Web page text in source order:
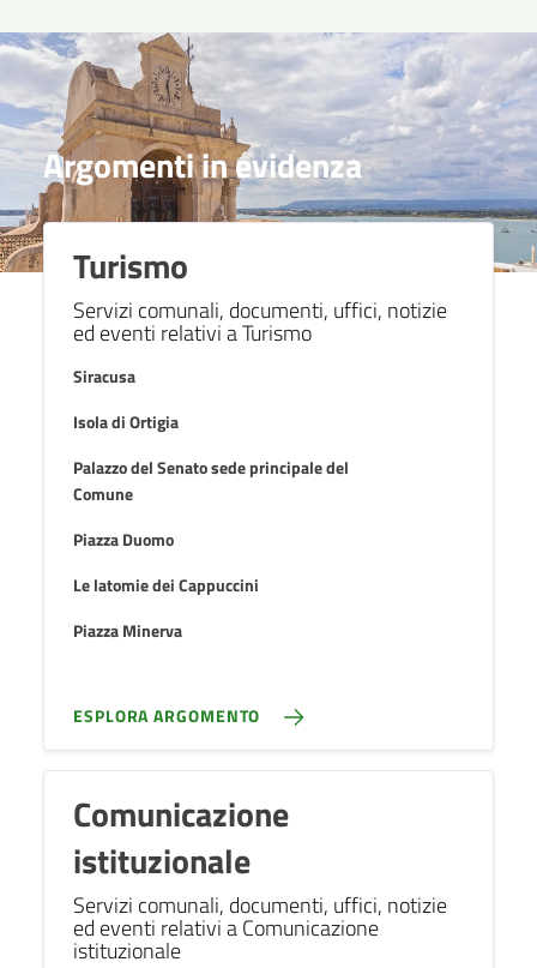
Argomenti in evidenza
Turismo
Servizi comunali, documenti, uffici, notizie
ed eventi relativi a Turismo
Siracusa
Isola di Ortigia
Palazzo del Senato sede principale del
Comune
Piazza Duomo
Le latomie dei Cappuccini
Piazza Minerva
ESPLORA ARGOMENTO
Comunicazione
istituzionale
Servizi comunali, documenti, uffici, notizie
ed eventi relativi a Comunicazione
istituzionale